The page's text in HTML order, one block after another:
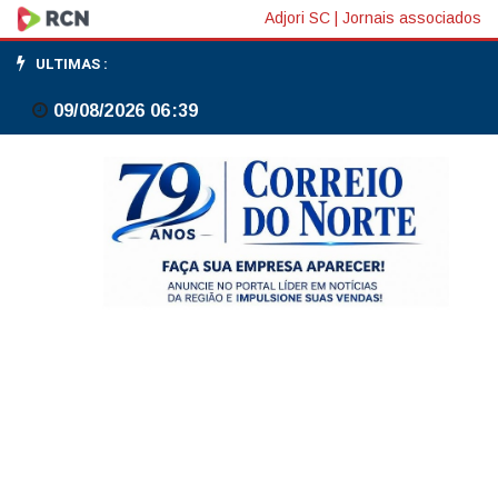
Durigan:
basta
alegação
Adjori SC Jornais associados
ULTIMAS :
09/08/2026 06:39